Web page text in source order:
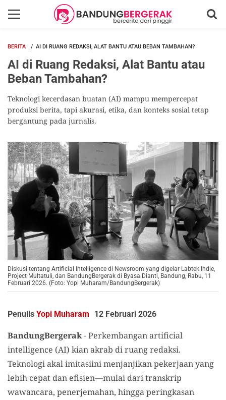
BERITA AI DI RUANG REDAKSI, ALAT BANTU ATAU BEBAN TAMBAHAN?
AI di Ruang Redaksi, Alat Bantu atau
Beban Tambahan?
Teknologi kecerdasan buatan (AI) mampu mempercepat
produksi berita, tapi akurasi, etika, dan konteks sosial tetap
bergantung pada jurnalis.
Diskusi tentang Artificial Intelligence di Newsroom yang digelar Labtek Indie,
Project Multatuli, dan BandungBergerak di Byasa.Dianti, Bandung, Rabu, 11
Februari 2026. (Foto: Yopi Muharam/BandungBergerak)
Penulis Yopi Muharam 12 Februari 2026
BandungBergerak-Perkembangan artificial
intelligence (AI) kian akrab di ruang redaksi.
Teknologi akal imitasiini menjanjikan pekerjaan yang
lebih cepat dan efisien—mulai dari transkrip
wawancara, penerjemahan, hingga peringkasan